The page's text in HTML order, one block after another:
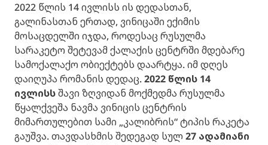
2022 წლის 14 ივლისს ის დედასთან,
გალინასთან ერთად, ვინიცაში ექიმის
მოსაცდელში იჯდა, როდესაც რუსულმა
სარაკეტო შეტევამ ქალაქის ცენტრში მდებარე
სამოქალაქო ობიექტებს დაარტყა. იმ დღეს
დაიღუპა რომანის დედაც.2022 წლის 14
ივლისსშავი ზღვიდან მოქმედმა რუსულმა
წყალქვეშა ნავმა ვინიცის ცენტრის
მიმართულებით სამი „კალიბრის“ ტიპის რაკეტა
გაუშვა. თავდასხმის შედეგად სულ 27 ადამიანი